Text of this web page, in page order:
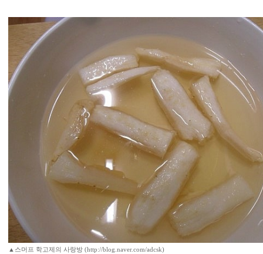
▲스머프 학고제의 사랑방 (http://blog.naver.com/adcsk)